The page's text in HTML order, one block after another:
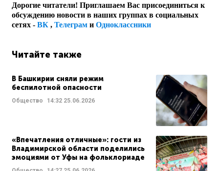
Дорогие читатели! Приглашаем Вас присоединиться к
обсуждению новости в наших группах в социальных
сетях - ВК , Телеграм и Одноклассники
Читайте также
В Башкирии сняли режим
беспилотной опасности
Общество 14:32 25.06.2026
«Впечатления отличные»: гости из
Владимирской области поделились
эмоциями от Уфы на фольклориаде